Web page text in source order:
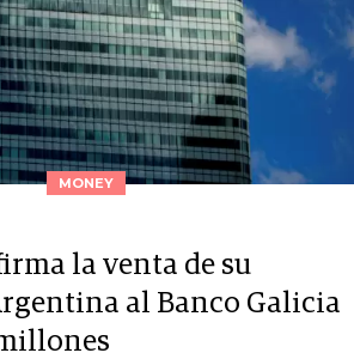
MONEY
la venta de su
al Banco Galicia